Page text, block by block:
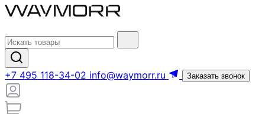
+7 495 118-34-02 info@waymorr.ru Заказать звонок